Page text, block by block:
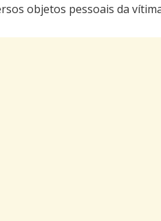
objetos pessoais da